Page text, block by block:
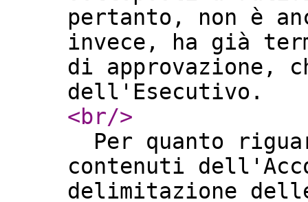
pertanto, non è
invece, ha già
di approvazione,
dell'Esecutivo.
<br/>
Per quanto
contenuti
delimitazione